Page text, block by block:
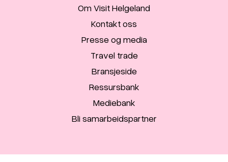
Om Visit Helgeland
Kontakt oss
Presse og media
Travel trade
Bransjeside
Ressursbank
Mediebank
Bli samarbeidspartner